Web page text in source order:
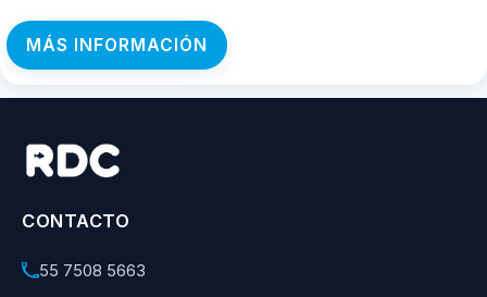
MÁS INFORMACIÓN
CONTACTO
55 7508 5663